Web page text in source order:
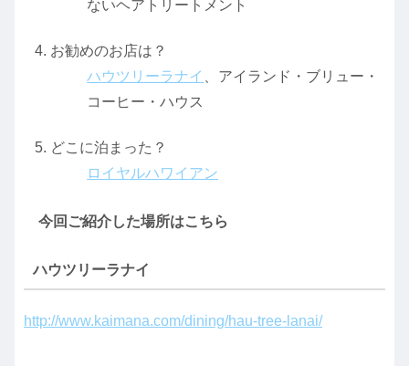
ないヘアトリートメント
お勧めのお店は？
ハウツリーラナイ
、アイランド・ブリュー・
コーヒー・ハウス
どこに泊まった？
ロイヤルハワイアン
今回ご紹介した場所はこちら
ハウツリーラナイ
http://www.kaimana.com/dining/hau-tree-lanai/